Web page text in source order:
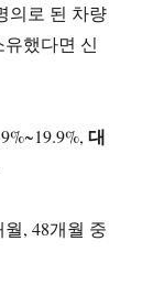
의로 된 차량
했다면 신
대
, 48개월 중